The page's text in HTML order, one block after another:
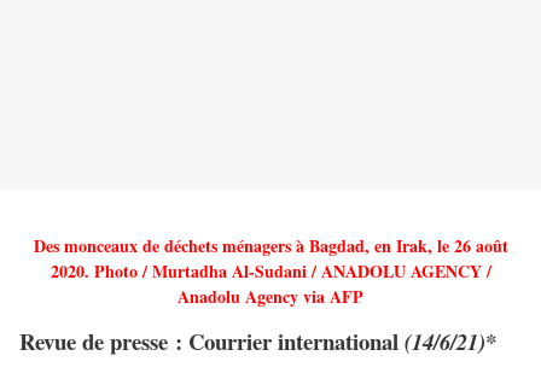
Des monceaux de déchets ménagers à Bagdad, en Irak, le 26 août
2020. Photo / Murtadha Al-Sudani / ANADOLU AGENCY /
Anadolu Agency via AFP
Revue de presse : Courrier international(14/6/21)*